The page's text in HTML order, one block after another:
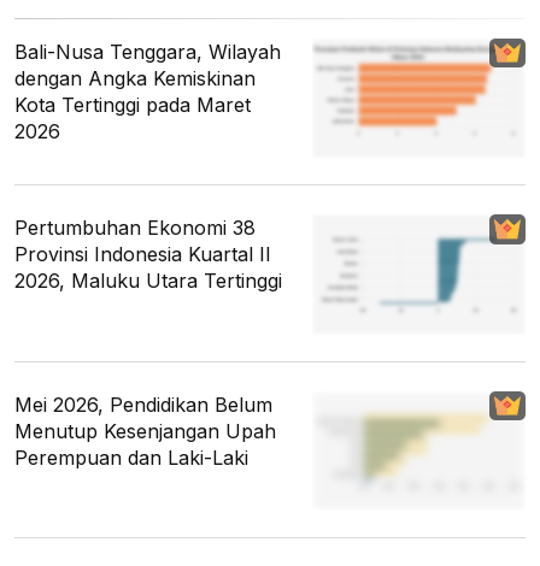
Bali-Nusa Tenggara, Wilayah
dengan Angka Kemiskinan
Kota Tertinggi pada Maret
2026
Pertumbuhan Ekonomi 38
Provinsi Indonesia Kuartal II
2026, Maluku Utara Tertinggi
Mei 2026, Pendidikan Belum
Menutup Kesenjangan Upah
Perempuan dan Laki-Laki